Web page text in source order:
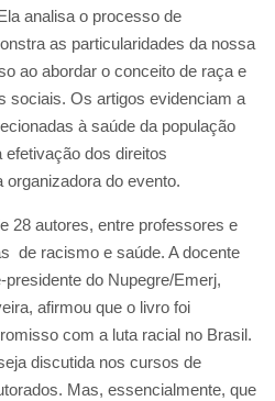
analisa o processo de
as particularidades da nossa
ao abordar o conceito de raça e
sociais. Os artigos evidenciam a
à saúde da população
dos direitos
organizadora do evento.
28 autores, entre professores e
de racismo e saúde. A docente
do Nupegre/Emerj,
afirmou que o livro foi
com a luta racial no Brasil.
discutida nos cursos de
Mas, essencialmente, que